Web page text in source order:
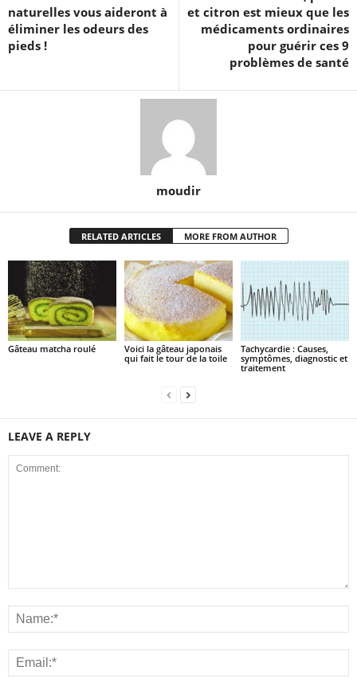
naturelles vous aideront à
éliminer les odeurs des
pieds !
et citron est mieux que les
médicaments ordinaires
pour guérir ces 9
problèmes de santé
moudir
RELATED ARTICLES MORE FROM AUTHOR
Gâteau matcha roulé
Voici la gâteau japonais
qui fait le tour de la toile
Tachycardie : Causes,
symptômes, diagnostic et
traitement
LEAVE A REPLY